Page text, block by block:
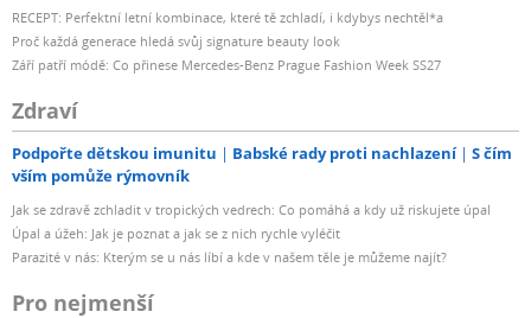
RECEPT: Perfektní letní kombinace, které tě zchladí, i kdybys nechtěl*a
Proč každá generace hledá svůj signature beauty look
Září patří módě: Co přinese Mercedes-Benz Prague Fashion Week SS27
Zdraví
Podpořte dětskou imunitu Babské rady proti nachlazení
S čím
vším pomůže rýmovník
Jak se zdravě zchladit v tropických vedrech: Co pomáhá a kdy už riskujete úpal
Úpal a úžeh: Jak je poznat a jak se z nich rychle vyléčit
Parazité v nás: Kterým se u nás líbí a kde v našem těle je můžeme najít?
Pro nejmenší